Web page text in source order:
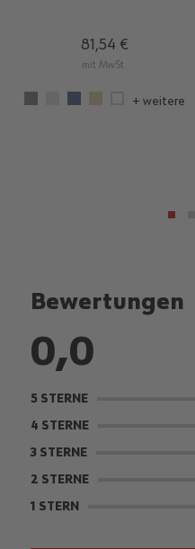
81,54 €
mit MwSt.
+ weitere
Bewertungen
0,0
5 STERNE
4 STERNE
3 STERNE
2 STERNE
1 STERN